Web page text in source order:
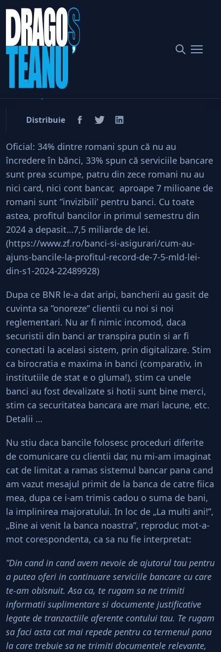
Home
Societate
Digitalizarea băncilor, faţă în faţă cu realitatea
Digitalizarea băncilor, faţă
în faţă cu realitatea
Distribuie
Oficial: 34% dintre romani spun că nu au
încredere în bănci, 33% spun că serviciile bancare
sunt prea scumpe, patru din zece romani nu au
nici card, nici cont bancar, aproape 7 milioane de
romani sunt ”invizibili’ pentru banci. Cu toate
astea, profitul bancilor in primul semestru din
2024 a depasit…7,5 miliarde de lei.
(https://www.zf.ro/banci-si-asigurari/cum-au-
ajuns-bancile-la-profitul-record-de-7-5-mld-lei-
din-s1-2024-22489928)
Dupa ce BNR le-a dat aripi, bancherii au gasit de
cuvinta sa ”onoreze” clientii cu noi si noi
reglementari. Nu ar fi nimic incomod, daca
securistii din banci ar transpira putin si ar fi
conectati la acelasi sistem, prin digitalizare. Stim
ca birocratia e maxima in banci (comparativ, in
institutiile de stat e o gluma!), stim ca unele
banci au fost devalizate si hotii sunt bine merci,
stim ca securitatea bancara are mari lacune, etc.
Detalii …
Nu stiu daca bancile folosesc proceduri diferite
de comunicare cu clientii dar, nu mi-am imaginat
cat de limitat a ramas sistemul bancar pana cand
am vazut mesajul primit de la banca de catre fiica
mea, dupa ce i-am trimis cadou o suma de bani,
la implinirea majoratului. In loc de „La multi ani!”,
„Bine ai venit la banca noastra”, reproduc mot-a-
mot corespondenta, ca sa nu fie interpretat:
”Din cand in cand avem nevoie de ajutorul tau pentru
a putea oferi in continuare serviciile bancare cu care
te-am obisnuit. Asa ca, te rugam sa ne trimiti
informatii suplimentare si documente justificative
legate de tranzactiile aferente contului tau. Te rugam
sa faci asta cat mai repede pentru ca termenul pana
la care trebuie sa ne trimiti documentele relevante,